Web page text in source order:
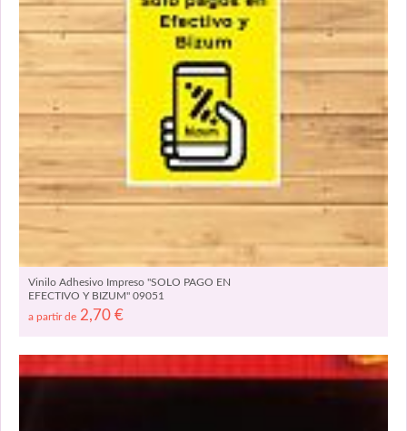
Vinilo Adhesivo Impreso "SOLO PAGO EN
EFECTIVO Y BIZUM" 09051
a partir de 2,70 €